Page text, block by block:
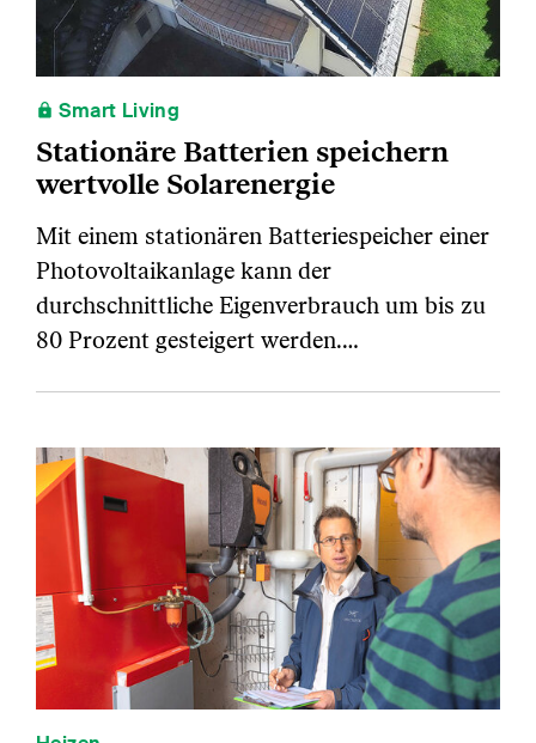
Smart Living
Stationäre Batterien speichern
wertvolle Solarenergie
Mit einem stationären Batteriespeicher einer
Photovoltaikanlage kann der
durchschnittliche Eigenverbrauch um bis zu
80 Prozent gesteigert werden.…